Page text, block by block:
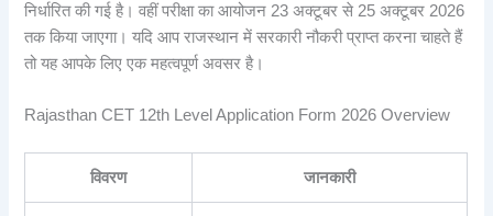
निर्धारित की गई है। वहीं परीक्षा का आयोजन 23 अक्टूबर से 25 अक्टूबर 2026
तक किया जाएगा। यदि आप राजस्थान में सरकारी नौकरी प्राप्त करना चाहते हैं
तो यह आपके लिए एक महत्वपूर्ण अवसर है।
Rajasthan CET 12th Level Application Form 2026 Overview
विवरण जानकारी